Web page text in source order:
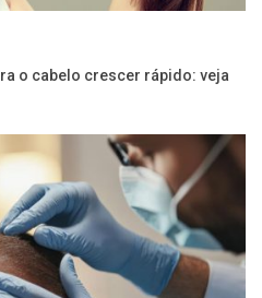
o cabelo crescer rápido: veja